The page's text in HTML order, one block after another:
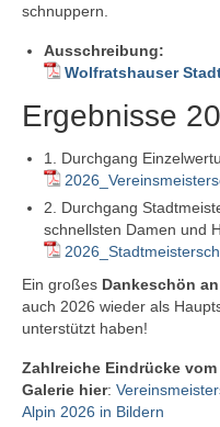
schnuppern.
Ausschreibung:
Wolfratshauser
Ergebnisse
1. Durchgang
2. Durchgang
schnellsten Damen und
Ein großes Dankeschön
auch 2026 wieder als
unterstützt haben!
Zahlreiche Eindrücke
Galerie hier:
Alpin 2026 in Bildern